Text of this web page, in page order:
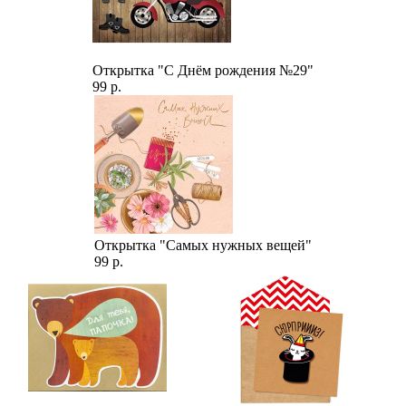
Открытка "С Днём рождения №29"
99 р.
Открытка "Самых нужных вещей"
99 р.